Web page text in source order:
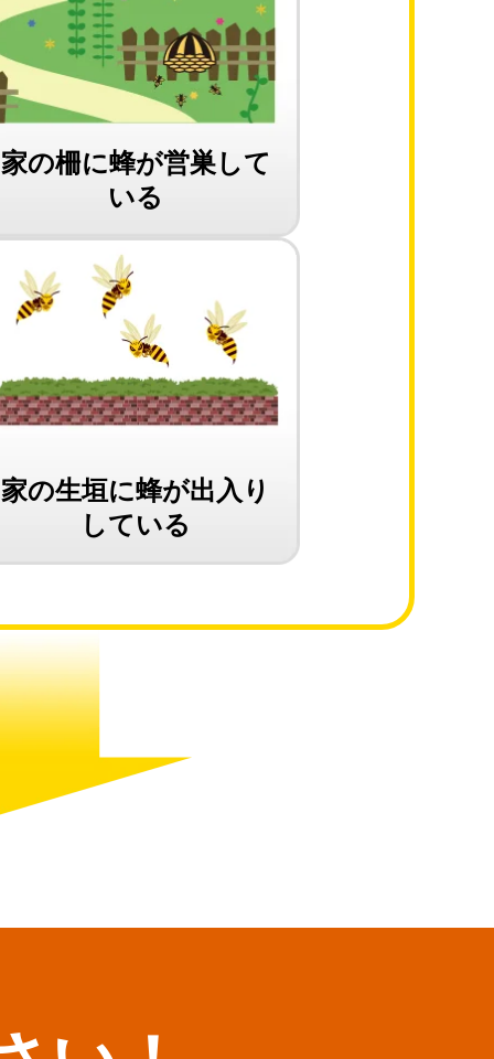
家の柵に蜂が営巣して
いる
家の生垣に蜂が出入り
している